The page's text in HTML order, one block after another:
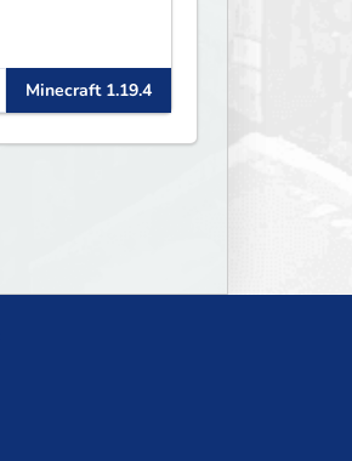
Minecraft 1.19.4